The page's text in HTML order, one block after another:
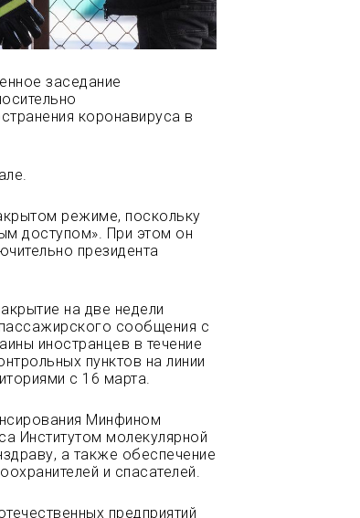
заседание
коронавируса в
режиме, поскольку
доступом». При этом он
президента
на две недели
сообщения с
иностранцев в течение
пунктов на линии
с 16 марта.
Минфином
Институтом молекулярной
а также обеспечение
и спасателей.
предприятий